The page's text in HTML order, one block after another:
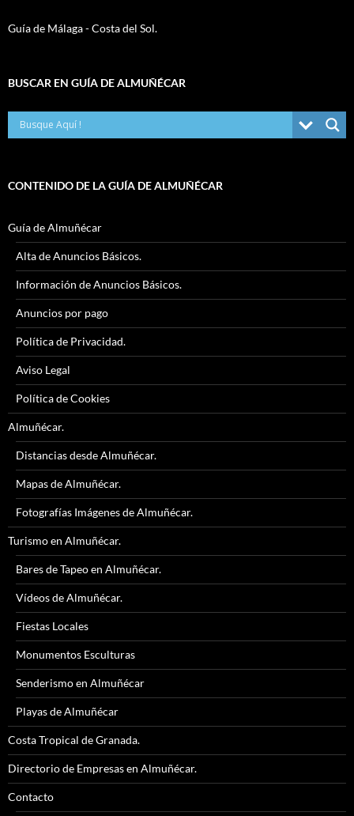
Guía de Málaga - Costa del Sol.
BUSCAR EN GUÍA DE ALMUÑÉCAR
CONTENIDO DE LA GUÍA DE ALMUÑÉCAR
Guía de Almuñécar
Alta de Anuncios Básicos.
Información de Anuncios Básicos.
Anuncios por pago
Política de Privacidad.
Aviso Legal
Política de Cookies
Almuñécar.
Distancias desde Almuñécar.
Mapas de Almuñécar.
Fotografías Imágenes de Almuñécar.
Turismo en Almuñécar.
Bares de Tapeo en Almuñécar.
Vídeos de Almuñécar.
Fiestas Locales
Monumentos Esculturas
Senderismo en Almuñécar
Playas de Almuñécar
Costa Tropical de Granada.
Directorio de Empresas en Almuñécar.
Contacto